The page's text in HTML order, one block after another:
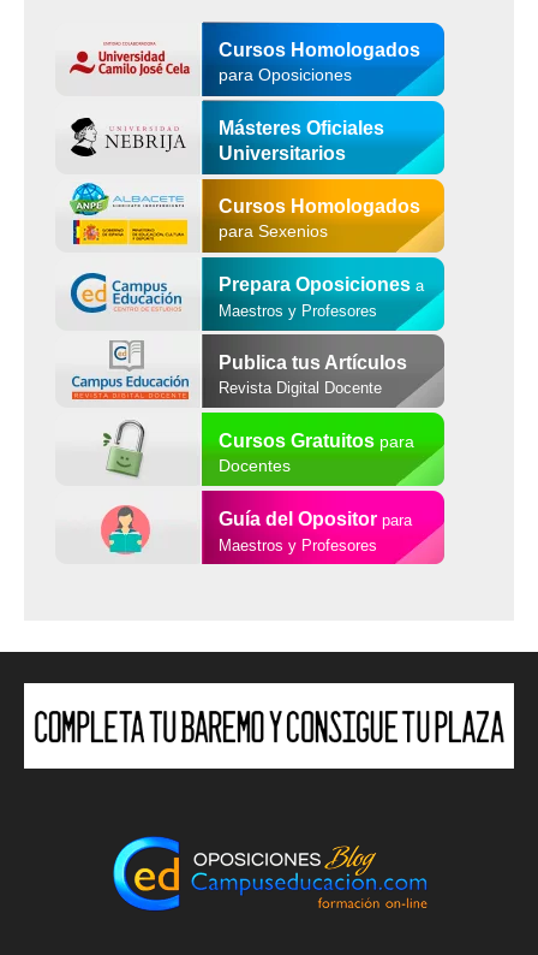
Cursos Homologados
para Oposiciones
Másteres Oficiales
Universitarios
Cursos Homologados
para Sexenios
Prepara Oposiciones a
Maestros y Profesores
Publica tus Artículos
Revista Digital Docente
Cursos Gratuitospara
Docentes
Guía del Opositor para
Maestros y Profesores